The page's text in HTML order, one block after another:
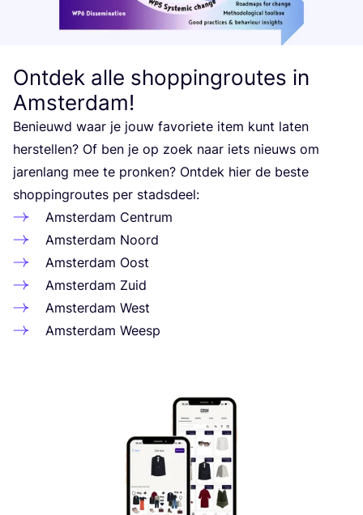
Ontdek alle shoppingroutes in
Amsterdam!
Benieuwd waar je jouw favo­rie­te item kunt laten
hers­te­llen? Of ben je op zoek naar iets nieuws om
jaren­lang mee te pron­ken? Ont­dek hier de bes­te
shop­pin­grou­tes per stadsdeel:
Ams­ter­dam Centrum
Ams­ter­dam Noord
Ams­ter­dam Oost
Ams­ter­dam Zuid
Ams­ter­dam West
Ams­ter­dam Weesp